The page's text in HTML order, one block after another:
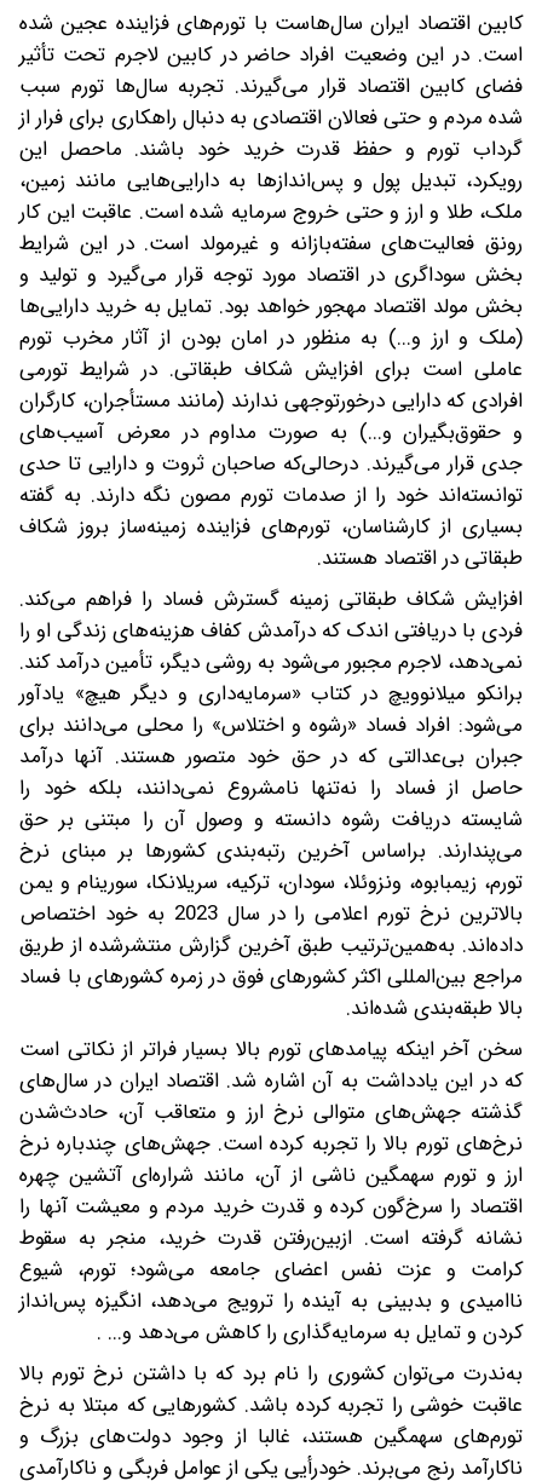
کابین اقتصاد ایران سال‌هاست با تورم‌های فزاینده عجین شده
است. در این وضعیت افراد حاضر در کابین لاجرم تحت تأثیر
فضای کابین اقتصاد قرار می‌گیرند. تجربه سال‌ها تورم سبب
شده مردم و حتی فعالان اقتصادی به دنبال راهکاری برای فرار از
گرداب تورم و حفظ قدرت خرید خود باشند. ماحصل این
رویکرد، تبدیل پول و پس‌اندازها به دارایی‌هایی مانند زمین،
ملک، طلا و ارز و حتی خروج سرمایه شده است. عاقبت این کار
رونق فعالیت‌های سفته‌بازانه و غیرمولد است. در این شرایط
بخش سوداگری در اقتصاد مورد توجه قرار می‌گیرد و تولید و
بخش مولد اقتصاد مهجور خواهد بود. تمایل به خرید دارایی‌ها
(ملک و ارز و...) به منظور در امان بودن از آثار مخرب تورم
عاملی است برای افزایش شکاف طبقاتی. در شرایط تورمی
افرادی که دارایی درخورتوجهی ندارند (مانند مستأجران، کارگران
و حقوق‌بگیران و...) به صورت مداوم در معرض آسیب‌های
جدی قرار می‌گیرند. در‌حالی‌که صاحبان ثروت و دارایی تا حدی
توانسته‌اند خود را از صدمات تورم مصون نگه دارند. به گفته
بسیاری از کارشناسان، تورم‌های فزاینده زمینه‌ساز بروز شکاف
طبقاتی در اقتصاد هستند.
افزایش شکاف طبقاتی زمینه گسترش فساد را فراهم می‌کند.
فردی با دریافتی اندک که درآمدش کفاف هزینه‌های زندگی او را
نمی‌دهد، لاجرم مجبور می‌شود به روشی دیگر، تأمین درآمد کند.
برانکو میلانوویچ در کتاب «سرمایه‌داری و دیگر هیچ» یادآور
می‌شود: افراد فساد «رشوه و اختلاس» را محلی می‌دانند برای
جبران بی‌عدالتی که در حق خود متصور هستند. آنها درآمد
حاصل از فساد را نه‌تنها نامشروع نمی‌دانند، بلکه خود را
شایسته دریافت رشوه دانسته و وصول آن را مبتنی بر حق
می‌پندارند. براساس آخرین رتبه‌بندی کشورها بر مبنای نرخ
تورم، زیمبابوه، ونزوئلا، سودان، ترکیه، سریلانکا، سورینام و یمن
بالاترین نرخ تورم اعلامی را در سال 2023 به خود اختصاص
داده‌اند. به‌همین‌ترتیب طبق آخرین گزارش منتشرشده از طریق
مراجع بین‌المللی اکثر کشورهای فوق در زمره کشورهای با فساد
بالا طبقه‌بندی شده‌اند.
سخن آخر اینکه پیامدهای تورم بالا بسیار فراتر از نکاتی است
که در این یادداشت به آن اشاره شد. اقتصاد ایران در سال‌های
گذشته جهش‌های متوالی نرخ ارز و متعاقب آن، حادث‌شدن
نرخ‌های تورم بالا را تجربه کرده است. جهش‌های چندباره نرخ
ارز و تورم سهمگین ناشی از آن، مانند شراره‌ای آتشین چهره
اقتصاد را سرخ‌گون کرده و قدرت خرید مردم و معیشت آنها را
نشانه گرفته است. ازبین‌رفتن قدرت خرید، منجر به سقوط
کرامت و عزت نفس اعضای جامعه می‌شود؛ تورم، شیوع
ناامیدی و بدبینی به آینده را ترویج می‌دهد، انگیزه پس‌انداز
کردن و تمایل به سرمایه‌گذاری را کاهش می‌دهد و... .
به‌ندرت می‌توان کشوری را نام برد که با داشتن نرخ تورم بالا
عاقبت خوشی را تجربه کرده باشد. کشورهایی که مبتلا به نرخ
تورم‌های سهمگین هستند، غالبا از وجود دولت‌های بزرگ و
ناکارآمد رنج می‌برند. خودرأیی یکی از عوامل فربگی و ناکارآمدی